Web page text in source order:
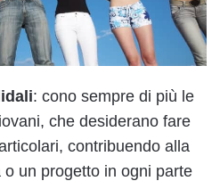
: cono sempre di più le
che desiderano fare
contribuendo alla
o un progetto in ogni parte